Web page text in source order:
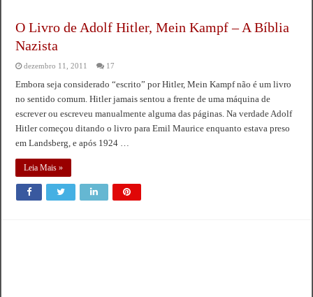
O Livro de Adolf Hitler, Mein Kampf – A Bíblia
Nazista
dezembro 11, 2011 17
Embora seja considerado “escrito” por Hitler, Mein Kampf não é um livro
no sentido comum. Hitler jamais sentou a frente de uma máquina de
escrever ou escreveu manualmente alguma das páginas. Na verdade Adolf
Hitler começou ditando o livro para Emil Maurice enquanto estava preso
em Landsberg, e após 1924 …
Leia Mais »